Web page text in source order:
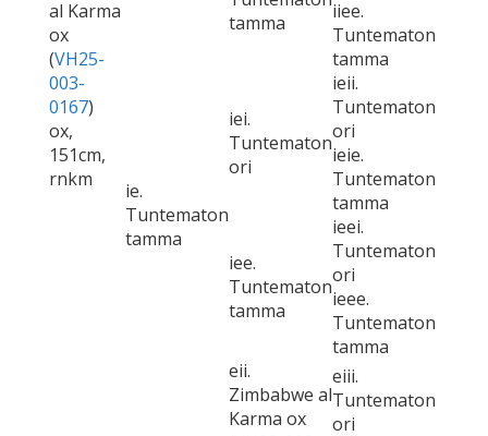
al Karma
ox
(VH25-
003-
0167)
ox,
151cm,
rnkm
tamma
iiee.
Tuntematon
tamma
ie.
Tuntematon
tamma
iei.
Tuntematon
ori
ieii.
Tuntematon
ori
ieie.
Tuntematon
tamma
iee.
Tuntematon
tamma
ieei.
Tuntematon
ori
ieee.
Tuntematon
tamma
eii.
Zimbabwe al
Karma ox
eiii.
Tuntematon
ori